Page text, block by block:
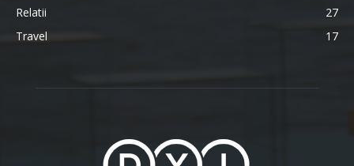
Relatii
27
Travel
17